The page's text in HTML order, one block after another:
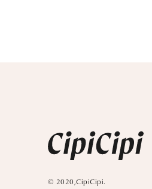
© 2020,CipiCipi.